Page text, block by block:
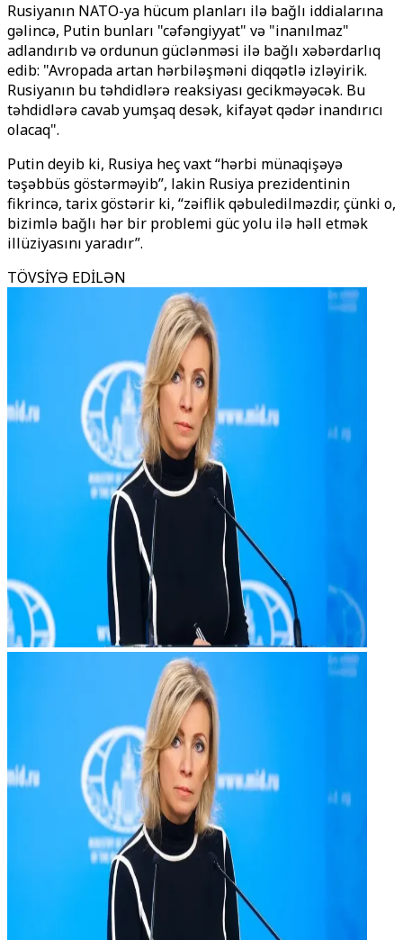
Rusiyanın NATO-ya hücum planları ilə bağlı iddialarına
gəlincə, Putin bunları "cəfəngiyyat" və "inanılmaz"
adlandırıb və ordunun güclənməsi ilə bağlı xəbərdarlıq
edib: "Avropada artan hərbiləşməni diqqətlə izləyirik.
Rusiyanın bu təhdidlərə reaksiyası gecikməyəcək. Bu
təhdidlərə cavab yumşaq desək, kifayət qədər inandırıcı
olacaq".
Putin deyib ki, Rusiya heç vaxt “hərbi münaqişəyə
təşəbbüs göstərməyib”, lakin Rusiya prezidentinin
fikrincə, tarix göstərir ki, “zəiflik qəbuledilməzdir, çünki o,
bizimlə bağlı hər bir problemi güc yolu ilə həll etmək
illüziyasını yaradır”.
TÖVSİYƏ EDİLƏN